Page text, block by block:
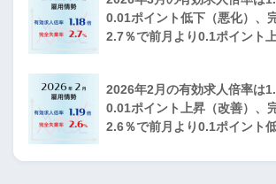
0.01ポイント低下（悪化）、
2.7％で前月より0.1ポイント上
2026年2月の有効求人倍率は
0.01ポイント上昇（改善）、
2.6％で前月より0.1ポイント低